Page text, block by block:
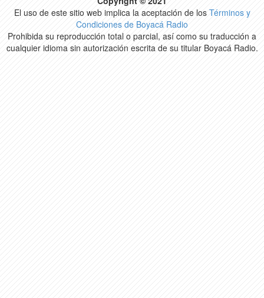
El uso de este sitio web implica la aceptación de los Términos y
Condiciones de Boyacá Radio
Prohibida su reproducción total o parcial, así como su traducción a
cualquier idioma sin autorización escrita de su titular Boyacá Radio.